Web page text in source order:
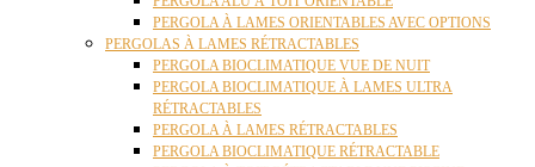
PERGOLA À LAMES ORIENTABLES AVEC OPTIONS
PERGOLAS À LAMES RÉTRACTABLES
PERGOLA BIOCLIMATIQUE VUE DE NUIT
PERGOLA BIOCLIMATIQUE À LAMES ULTRA
RÉTRACTABLES
PERGOLA À LAMES RÉTRACTABLES
PERGOLA BIOCLIMATIQUE RÉTRACTABLE